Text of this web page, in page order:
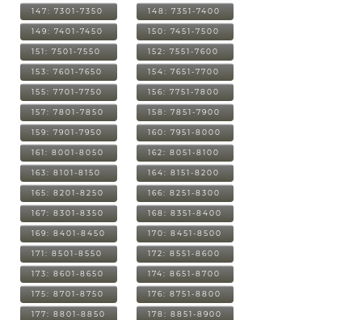
147: 7301-7350 148: 7351-7400
149: 7401-7450 150: 7451-7500
151: 7501-7550 152: 7551-7600
153: 7601-7650 154: 7651-7700
155: 7701-7750 156: 7751-7800
157: 7801-7850 158: 7851-7900
159: 7901-7950 160: 7951-8000
161: 8001-8050 162: 8051-8100
163: 8101-8150 164: 8151-8200
165: 8201-8250 166: 8251-8300
167: 8301-8350 168: 8351-8400
169: 8401-8450 170: 8451-8500
171: 8501-8550 172: 8551-8600
173: 8601-8650 174: 8651-8700
175: 8701-8750 176: 8751-8800
177: 8801-8850 178: 8851-8900